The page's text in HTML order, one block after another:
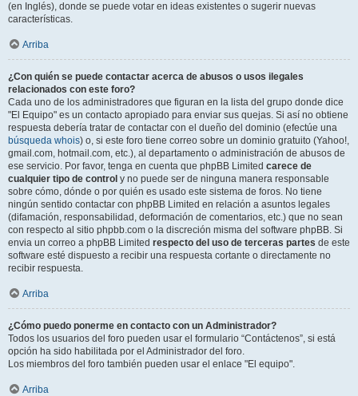
(en Inglés), donde se puede votar en ideas existentes o sugerir nuevas
características.
Arriba
¿Con quién se puede contactar acerca de abusos o usos ilegales
relacionados con este foro?
Cada uno de los administradores que figuran en la lista del grupo donde dice
"El Equipo" es un contacto apropiado para enviar sus quejas. Si así no obtiene
respuesta debería tratar de contactar con el dueño del dominio (efectúe una
búsqueda whois) o, si este foro tiene correo sobre un dominio gratuito (Yahoo!,
gmail.com, hotmail.com, etc.), al departamento o administración de abusos de
ese servicio. Por favor, tenga en cuenta que phpBB Limited carece de
cualquier tipo de control y no puede ser de ninguna manera responsable
sobre cómo, dónde o por quién es usado este sistema de foros. No tiene
ningún sentido contactar con phpBB Limited en relación a asuntos legales
(difamación, responsabilidad, deformación de comentarios, etc.) que no sean
con respecto al sitio phpbb.com o la discreción misma del software phpBB. Si
envia un correo a phpBB Limited respecto del uso de terceras partes de este
software esté dispuesto a recibir una respuesta cortante o directamente no
recibir respuesta.
Arriba
¿Cómo puedo ponerme en contacto con un Administrador?
Todos los usuarios del foro pueden usar el formulario “Contáctenos”, si está
opción ha sido habilitada por el Administrador del foro.
Los miembros del foro también pueden usar el enlace "El equipo".
Arriba